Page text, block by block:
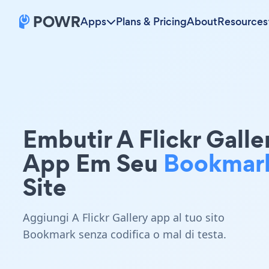
Apps Plans & PricingAboutResources
Embutir A Flickr
App Em Seu
Site
Aggiungi A Flickr Gallery app al tuo sito
Bookmark senza codifica o mal di testa.